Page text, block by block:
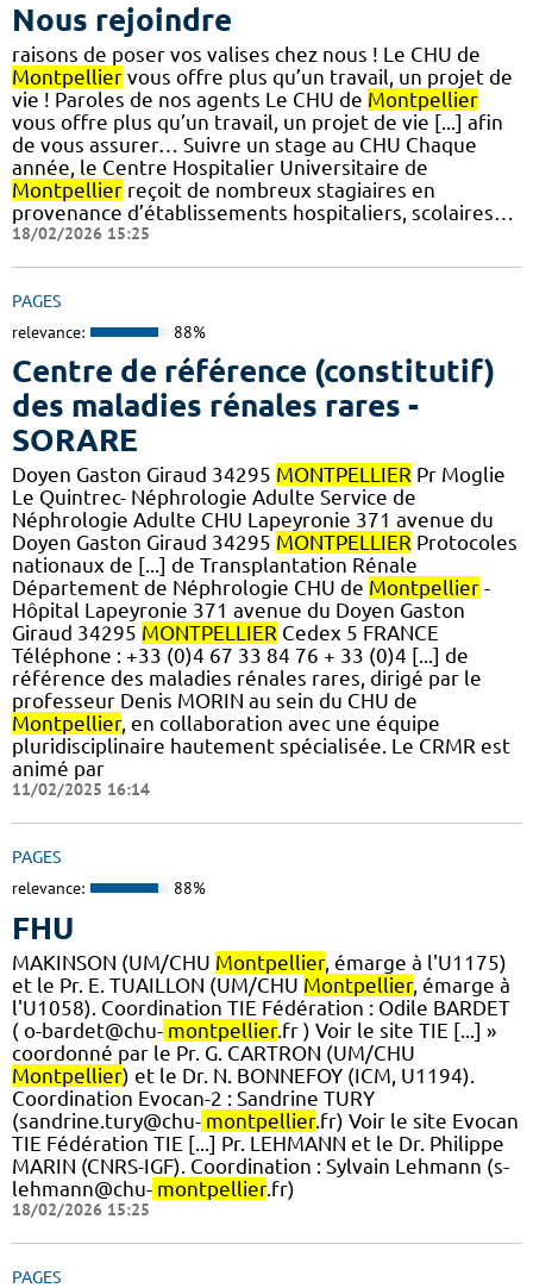
Nous rejoindre
raisons de poser vos valises chez nous ! Le CHU de
Montpellier vous offre plus qu’un travail, un projet de
vie ! Paroles de nos agents Le CHU de Montpellier
vous offre plus qu’un travail, un projet de vie [...] afin
de vous assurer… Suivre un stage au CHU Chaque
année, le Centre Hospitalier Universitaire de
Montpellier reçoit de nombreux stagiaires en
provenance d’établissements hospitaliers, scolaires…
18/02/2026 15:25
PAGES
relevance: 88%
Centre de référence (constitutif)
des maladies rénales rares -
SORARE
Doyen Gaston Giraud 34295 MONTPELLIER Pr Moglie
Le Quintrec- Néphrologie Adulte Service de
Néphrologie Adulte CHU Lapeyronie 371 avenue du
Doyen Gaston Giraud 34295 MONTPELLIER Protocoles
nationaux de [...] de Transplantation Rénale
Département de Néphrologie CHU de Montpellier -
Hôpital Lapeyronie 371 avenue du Doyen Gaston
Giraud 34295 MONTPELLIER Cedex 5 FRANCE
Téléphone : +33 (0)4 67 33 84 76 + 33 (0)4 [...] de
référence des maladies rénales rares, dirigé par le
professeur Denis MORIN au sein du CHU de
Montpellier, en collaboration avec une équipe
pluridisciplinaire hautement spécialisée. Le CRMR est
animé par
11/02/2025 16:14
PAGES
relevance: 88%
FHU
MAKINSON (UM/CHU Montpellier, émarge à l'U1175)
et le Pr. E. TUAILLON (UM/CHU Montpellier, émarge à
l'U1058). ​Coordination TIE Fédération : Odile BARDET
( o-bardet@chu- montpellier.fr ) Voir le site TIE [...] »
coordonné par le Pr. G. CARTRON (UM/CHU
Montpellier) et le Dr. N. BONNEFOY (ICM, U1194).
Coordination Evocan-2 : Sandrine TURY
(sandrine.tury@chu- montpellier.fr) Voir le site Evocan
TIE Fédération TIE [...] Pr. LEHMANN et le Dr. Philippe
MARIN (CNRS-IGF). ​Coordination : Sylvain Lehmann (s-
lehmann@chu- montpellier.fr)
18/02/2026 15:25
PAGES